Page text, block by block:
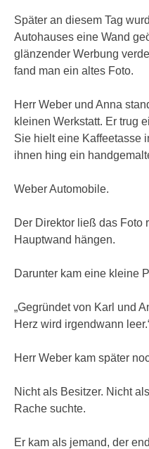
Später an diesem Tag
Autohauses eine Wand
glänzender Werbung
fand man ein altes Foto.
Herr Weber und Anna
kleinen Werkstatt. Er trug
Sie hielt eine Kaffeetasse
ihnen hing ein
Weber Automobile.
Der Direktor ließ das Foto
Hauptwand hängen.
Darunter kam eine kleine
„Gegründet von Karl und
Herz wird irgendwann
Herr Weber kam später
Nicht als Besitzer. Nicht
Rache suchte.
Er kam als jemand, der